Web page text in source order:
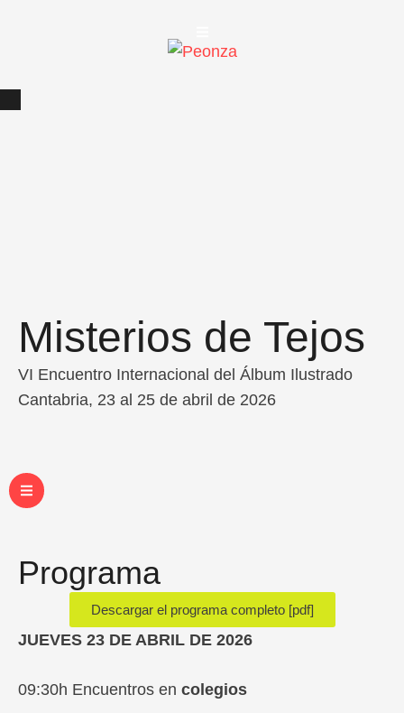
Misterios de Tejos
VI Encuentro Internacional del Álbum Ilustrado
Cantabria, 23 al 25 de abril de 2026
Programa
Descargar el programa completo [pdf]
JUEVES 23 DE ABRIL DE 2026
09:30h Encuentros en colegios